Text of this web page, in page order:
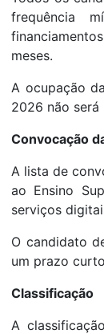
frequência
meses.
A ocupação
2026 não será
Convocação
A lista de
ao Ensino
serviços
O candidato
um prazo
Classificação
A